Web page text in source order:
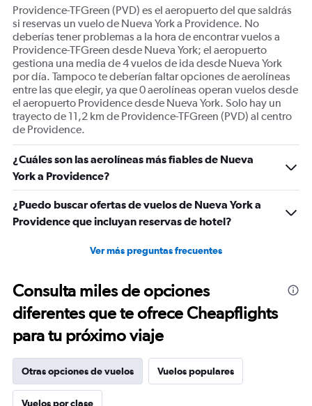
displaying
Number
of
flights.
Range:
0
to
30.
Providence-TFGreen (PVD) es el aeropuerto del que saldrás
si reservas un vuelo de Nueva York a Providence. No
deberías tener problemas a la hora de encontrar vuelos a
Providence-TFGreen desde Nueva York; el aeropuerto
gestiona una media de 4 vuelos de ida desde Nueva York
por día. Tampoco te deberían faltar opciones de aerolíneas
entre las que elegir, ya que 0 aerolíneas operan vuelos desde
el aeropuerto Providence desde Nueva York. Solo hay un
trayecto de 11,2 km de Providence-TFGreen (PVD) al centro
de Providence.
¿Cuáles son las aerolíneas más fiables de Nueva
York a Providence?
¿Puedo buscar ofertas de vuelos de Nueva York a
Providence que incluyan reservas de hotel?
Ver más preguntas frecuentes
Consulta miles de opciones
diferentes que te ofrece Cheapflights
para tu próximo viaje
Otras opciones de vuelos Vuelos populares
Vuelos por clase